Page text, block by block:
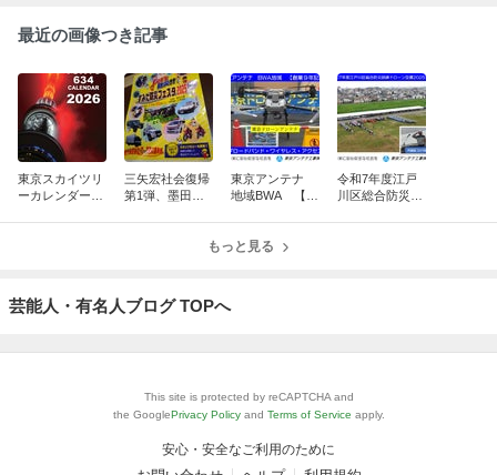
最近の画像つき記事
東京スカイツリ
ーカレンダー10
三矢宏社会復帰
第1弾、墨田区
東京アンテナ
地域BWA 【創
ド・ワイヤレ
令和7年度江戸
川区総合防災訓
もっと見る
芸能人・有名人ブログ TOPへ
This site is protected by reCAPTCHA and
the GooglePrivacy Policy and Terms of Service apply.
安心・安全なご利用のために